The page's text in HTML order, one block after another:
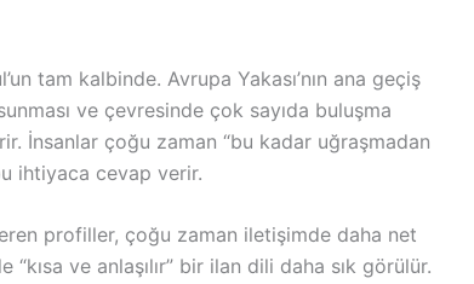
tam kalbinde. Avrupa Yakası’nın ana geçiş
ve çevresinde çok sayıda buluşma
İnsanlar çoğu zaman “bu kadar uğraşmadan
ihtiyaca cevap verir.
profiller, çoğu zaman iletişimde daha net
ve anlaşılır” bir ilan dili daha sık görülür.